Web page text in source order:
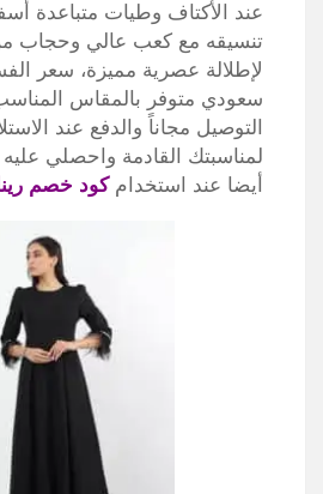
عند الأكتاف وطيات متباعدة
تنسيقه مع كعب عالي وحجاب
سعودي متوفر بالمقاس
التوصيل مجاناً والدفع عند
لمناسبتك القادمة واحصلي
أيضا عند استخدام كود خصم